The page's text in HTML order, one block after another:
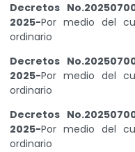
Decretos
2025-Por medio del
ordinario
Decretos
2025-Por medio del
ordinario
Decretos
2025-Por medio del
ordinario